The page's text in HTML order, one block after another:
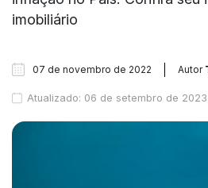
imobiliário
07 de novembro de 2022 Autor
Atualizado: 06 de setembro de 2023